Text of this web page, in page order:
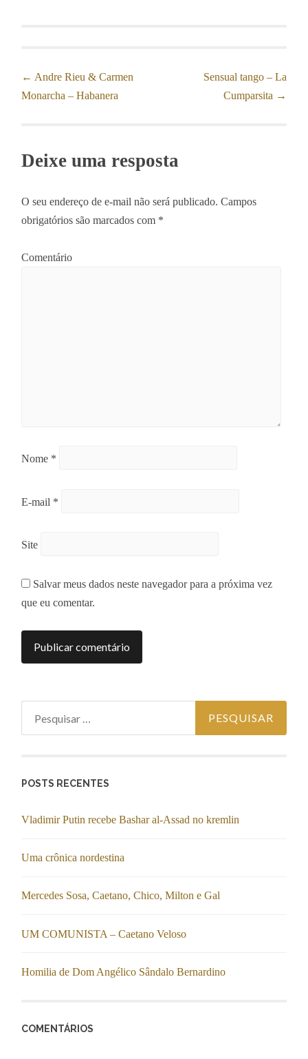
Post navigation
← Andre Rieu & Carmen
Monarcha – Habanera
Sensual tango – La
Cumparsita →
Deixe uma resposta
O seu endereço de e-mail não será publicado. Campos
obrigatórios são marcados com *
Comentário
Nome *
E-mail *
Site
Salvar meus dados neste navegador para a próxima vez
que eu comentar.
POSTS RECENTES
Vladimir Putin recebe Bashar al-Assad no kremlin
Uma crônica nordestina
Mercedes Sosa, Caetano, Chico, Milton e Gal
UM COMUNISTA – Caetano Veloso
Homilia de Dom Angélico Sândalo Bernardino
COMENTÁRIOS